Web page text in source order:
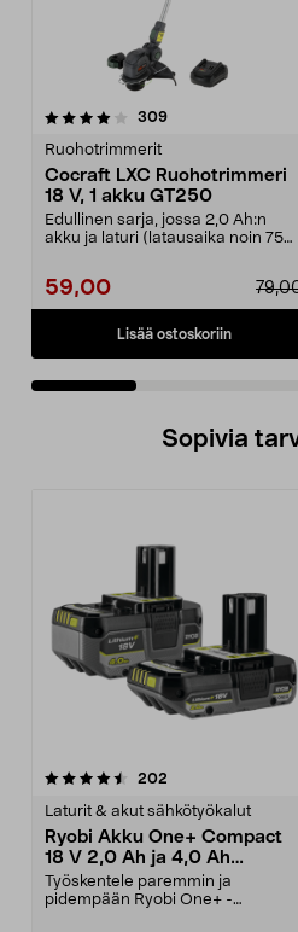
309arvostelut
Ruohotrimmerit
Cocraft LXC Ruohotrimmeri
18 V, 1 akku GT250
Edullinen sarja, jossa 2,0 Ah:n
akku ja laturi (latausaika noin 75
59,00
Lisää ostoskoriin
4.5 viidestä
Sopivia
202
Laturit & akut sähkötyökalut
Ryobi Akku One+ Compact
18 V 2,0 Ah ja 4,0 Ah
RB18242X
Työskentele paremmin ja
pidempään Ryobi One+ -
4.5viidestä